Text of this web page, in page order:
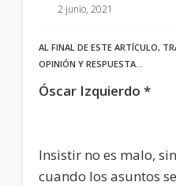
2 junio, 2021
AL FINAL DE ESTE ARTÍCULO,
OPINIÓN Y RESPUESTA…
Óscar Izquierdo *
Insistir no es malo,
cuando los asuntos